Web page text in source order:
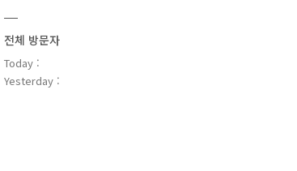
전체 방문자
Today :
Yesterday :